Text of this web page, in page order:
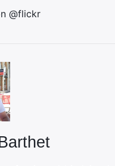
@flickr